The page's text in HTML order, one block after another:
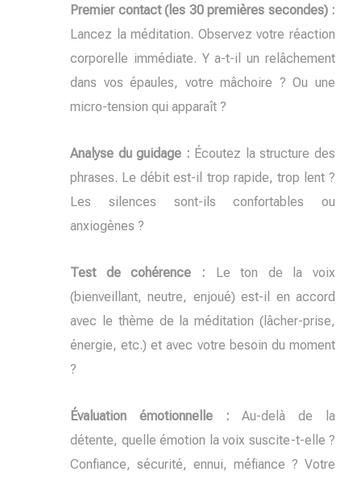
Premier contact (les 30 premières secondes) :
Lancez la méditation. Observez votre réaction
corporelle immédiate. Y a-t-il un relâchement
dans vos épaules, votre mâchoire ? Ou une
micro-tension qui apparaît ?
Analyse du guidage : Écoutez la structure des
phrases. Le débit est-il trop rapide, trop lent ?
Les silences sont-ils confortables ou
anxiogènes ?
Test de cohérence : Le ton de la voix
(bienveillant, neutre, enjoué) est-il en accord
avec le thème de la méditation (lâcher-prise,
énergie, etc.) et avec votre besoin du moment
?
Évaluation émotionnelle : Au-delà de la
détente, quelle émotion la voix suscite-t-elle ?
Confiance, sécurité, ennui, méfiance ? Votre